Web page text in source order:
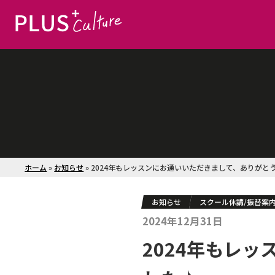
ホーム » お知らせ» 2024年もレッスンにお通いいただきまして、ありが
お知らせ スクール休講/振替案
2024年12月31日
2024年もレッ